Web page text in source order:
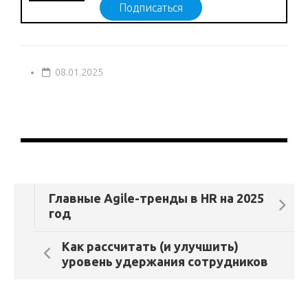
Подписаться
08.01.2025
Главные Agile-тренды в HR на 2025
год
Как рассчитать (и улучшить)
уровень удержания сотрудников